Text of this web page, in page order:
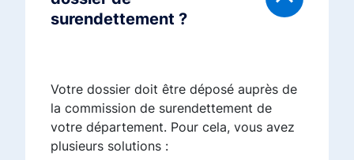
surendettement ?
Votre dossier doit être déposé auprès de
la commission de surendettement de
votre département. Pour cela, vous avez
plusieurs solutions :